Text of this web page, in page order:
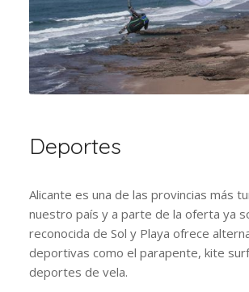
Deportes
Alicante es una de las provincias más
nuestro país y a parte de la oferta ya
reconocida de Sol y Playa ofrece
deportivas como el parapente, kite
deportes de vela.